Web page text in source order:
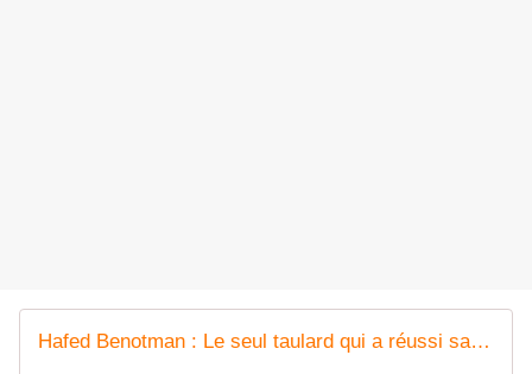
Hafed Benotman : Le seul taulard qui a réussi sa réinsertion, c’est Bernard Tapie. Lui, il l’a touch